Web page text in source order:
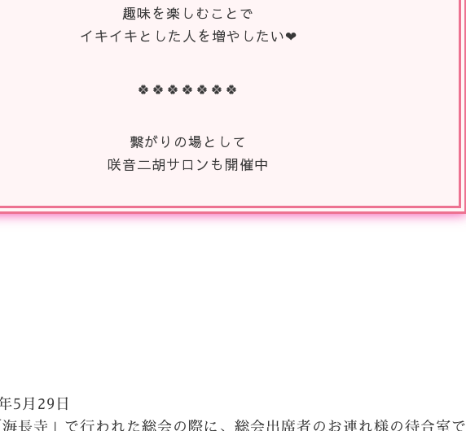
趣味を楽しむことで
イキイキとした人を増やしたい❤
🍀🍀🍀🍀🍀🍀🍀
繋がりの場として
咲音二胡サロンも開催中
5月29日
長寺」で行われた総会の際に、総会出席者のお連れ様の待合室で